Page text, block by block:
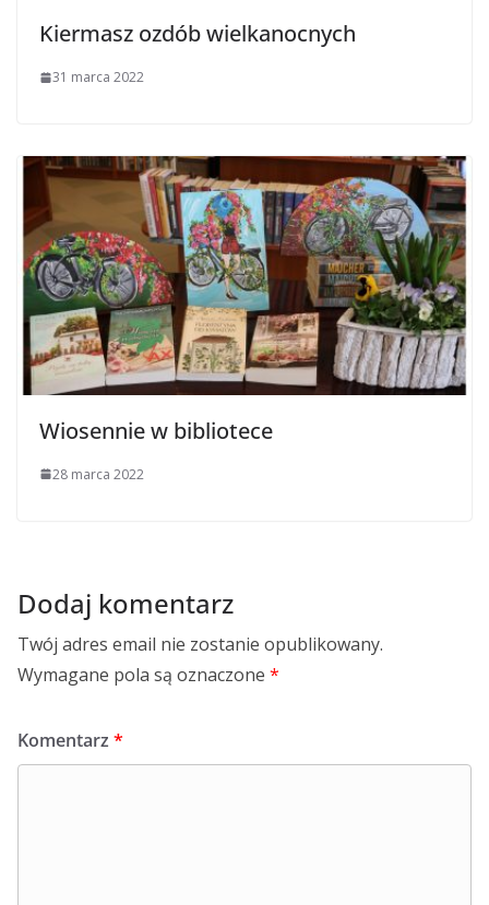
Kiermasz ozdób wielkanocnych
31 marca 2022
Wiosennie w bibliotece
28 marca 2022
Dodaj komentarz
Twój adres email nie zostanie opublikowany.
Wymagane pola są oznaczone *
Komentarz *